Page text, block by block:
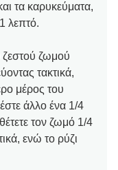
τα καρυκεύματα,
λεπτό.
ζωμού
τακτικά,
μέρος του
άλλο ένα 1/4
τον ζωμό 1/4
ενώ το ρύζι